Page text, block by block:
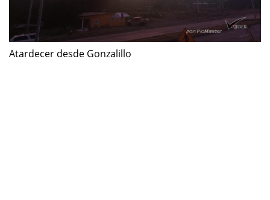
Atardecer desde Gonzalillo